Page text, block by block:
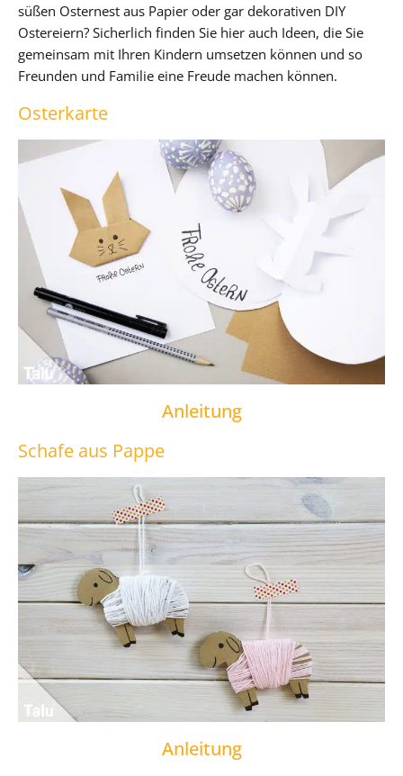
süßen Osternest aus Papier oder gar dekorativen DIY
Ostereiern? Sicherlich finden Sie hier auch Ideen, die Sie
gemeinsam mit Ihren Kindern umsetzen können und so
Freunden und Familie eine Freude machen können.
Osterkarte
Anleitung
Schafe aus Pappe
Anleitung